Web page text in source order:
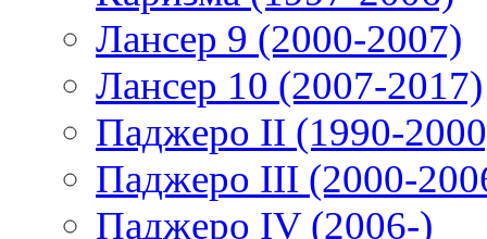
Лансер 9 (2000-2007)
Лансер 10 (2007-2017)
Паджеро II (1990-
Паджеро III (2000-
Паджеро IV (2006-)